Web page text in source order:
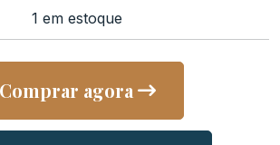
1 em estoque
Comprar agora